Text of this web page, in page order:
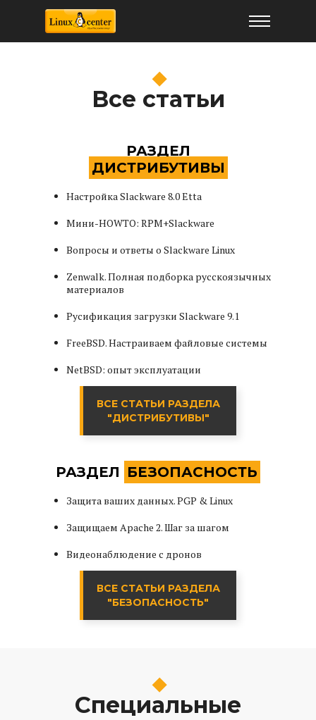
Статьи базы знаний
Все статьи
РАЗДЕЛ
ДИСТРИБУТИВЫ
Настройка Slackware 8.0 Etta
Мини-HOWTO: RPM+Slackware
Вопросы и ответы о Slackware Linux
Zenwalk. Полная подборка русскоязычных
материалов
Русификация загрузки Slackware 9.1
FreeBSD. Настраиваем файловые системы
NetBSD: опыт эксплуатации
ВСЕ СТАТЬИ РАЗДЕЛА
"ДИСТРИБУТИВЫ"
РАЗДЕЛ БЕЗОПАСНОСТЬ
Защита ваших данных. PGP & Linux
Защищаем Apache 2. Шаг за шагом
Видеонаблюдение с дронов
ВСЕ СТАТЬИ РАЗДЕЛА
"БЕЗОПАСНОСТЬ"
Специальные